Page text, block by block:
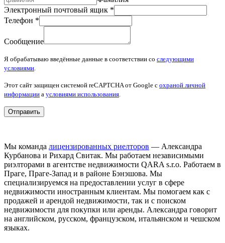
Электронный почтовый ящик *
Телефон *
Сообщение
Я обрабатываю введённые данные в соответствии со следующими
условиями.
Этот сайт защищен системой reCAPTCHA от Google с охраной личной
информации a условиями использования.
Отправить
Мы команда лицензированных риелторов — Александра
Курбанова и Рихард Свитак. Мы работаем независимыми
риэлторами в агентстве недвижимости QARA s.r.o. Работаем в
Праге, Праге-Запад и в районе Бэнэшова. Мы
специализируемся на предоставлении услуг в сфере
недвижимости иностранным клиентам. Мы помогаем как с
продажей и арендой недвижимости, так и с поиском
недвижимости для покупки или аренды. Александра говорит
на английском, русском, французском, итальянском и чешском
языках.